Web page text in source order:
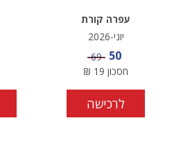
עפרה קורת
יוני-2026
מחיר מבצע
50 מחיר
69
חסכון 19
₪
לרכישה